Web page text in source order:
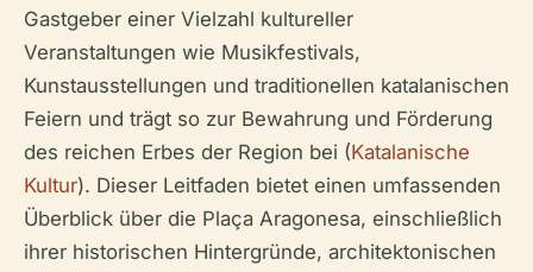
Gastgeber einer Vielzahl kultureller
Veranstaltungen wie Musikfestivals,
Kunstausstellungen und traditionellen katalanischen
Feiern und trägt so zur Bewahrung und Förderung
des reichen Erbes der Region bei (Katalanische
Kultur). Dieser Leitfaden bietet einen umfassenden
Überblick über die Plaça Aragonesa, einschließlich
ihrer historischen Hintergründe, architektonischen